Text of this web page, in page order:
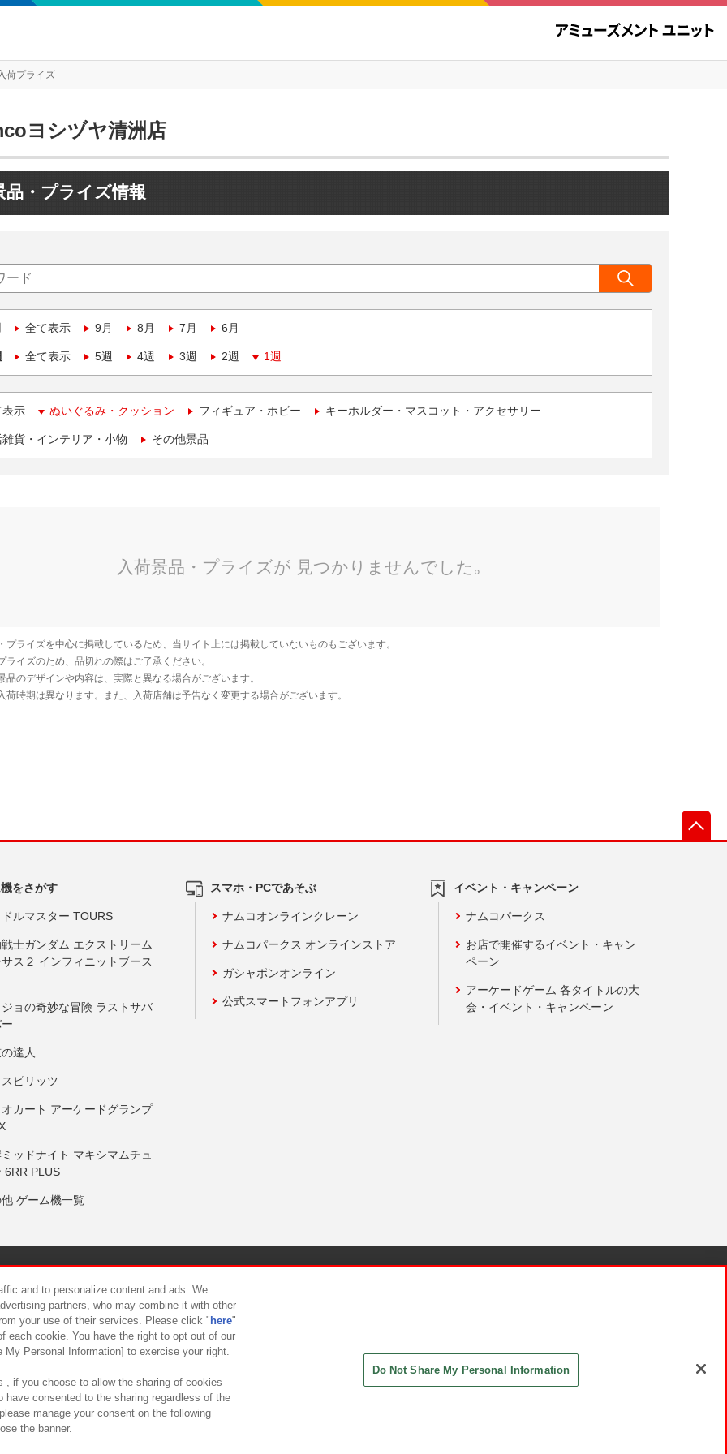
荷プライズ
ヨシヅヤ清洲店
品・プライズ情報
全て表示 9月 8月 7月 6月
全て表示 5週 4週 3週 2週 1週
表示 ぬいぐるみ・クッション フィギュア・ホビー キーホルダー・マスコット・アクセサリー
貨・インテリア・小物 その他景品
をさがす
ルマスター TOURS
士ガンダム エクストリーム
ス２ インフィニットブース
ョの奇妙な冒険 ラストサバ
達人
ピリッツ
カート アーケードグランプ
ッドナイト マキシマムチュ
6RR PLUS
ゲーム機一覧
スマホ・PCであそぶ
ナムコオンラインクレーン
ナムコパークス オンラインストア
ガシャポンオンライン
公式スマートフォンアプリ
イベント・キャンペーン
ナムコパークス
お店で開催するイベント・キャン
ペーン
アーケードゲーム 各タイトルの大
会・イベント・キャンペーン
について カスタマーハラスメント対応方針
and to personalize content and ads. We
partners, who may combine it with other
your use of their services. Please click " here"
each cookie. You have the right to opt out of our
Personal Information] to exercise your right.
, if you choose to allow the sharing of cookies
have consented to the sharing regardless of the
manage your consent on the following
the banner.
Do Not Share My Personal Information